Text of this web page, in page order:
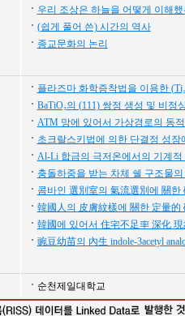
우리 조상은 하늘을 어떻게 이해
(쉽게 풀어 쓴) 시간의 역사
종교문화의 논리
플라즈마 화학증착법을 이용한
BaTiO₃의 (111) 쌍정 생성 및 비정
ATM 망에 있어서 가상경로의 동
초크랄스키법에 의한 단결정 성
Al-Li 합금의 극저온에서의 기계적
충돌하중을 받는 차체 쉘 구조물
콤바인 選別室의 氣流選別에 關한
韓國人의 皮膚紋樣에 關한 定量的
韓國에 있어서 住宅不足率 深化
豌豆幼苗의 內生 indole-3acetyl
순천제일대학교